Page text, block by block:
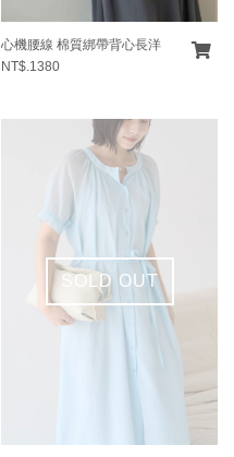
心機腰線 棉質綁帶背心長洋
NT$.1380
SOLD OUT